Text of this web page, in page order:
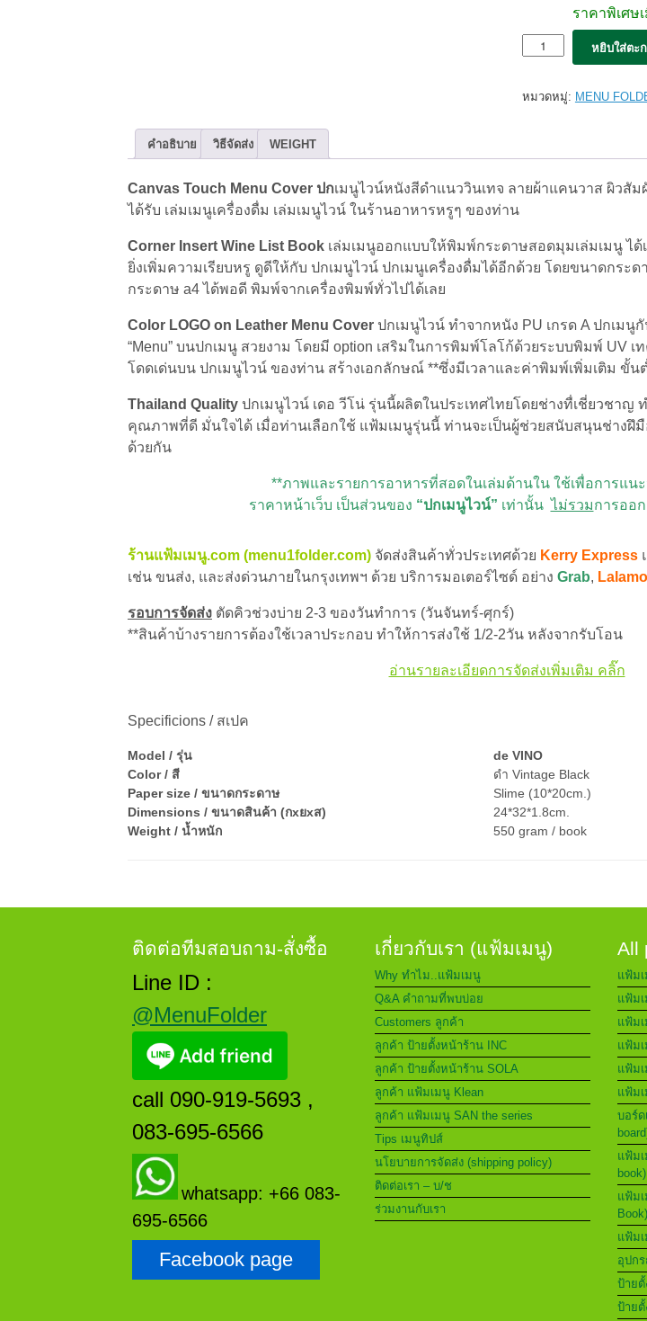
ราคาพิเศษ
จำนวน
5x
2pages
ดำ
mocha
Black
(set
ชิ้น
หยิบใส่ตะ
หมวดหมู่: MENU
คำอธิบาย วิธีจัดส่ง WEIGHT
Canvas Touch Menu Cover ปกเมนูไวน์หนังสีดำแนววินเทจ ลายผ้าแคนวาส ผิวสั
ได้รับ เล่มเมนูเครื่องดื่ม เล่มเมนูไวน์ ในร้านอาหารหรูๆ ของท่าน
Corner Insert Wine List Book เล่มเมนูออกแบบให้พิมพ์กระดาษสอดมุมเล่มเมนู ไ
ยิ่งเพิ่มความเรียบหรู ดูดีให้กับ ปกเมนูไวน์ ปกเมนูเครื่องดื่มได้อีกด้วย โดยขนาดกระ
กระดาษ a4 ได้พอดี พิมพ์จากเครื่องพิมพ์ทั่วไปได้เลย
Color LOGO on Leather Menu Cover ปกเมนูไวน์ ทำจากหนัง PU เกรด A ปกเมนู
“Menu” บนปกเมนู สวยงาม โดยมี option เสริมในการพิมพ์โลโก้ด้วยระบบพิมพ์ UV
โดดเด่นบน ปกเมนูไวน์ ของท่าน สร้างเอกลักษณ์ **ซึ่งมีเวลาและค่าพิมพ์เพิ่มเติม ขั้นต่
Thailand Quality ปกเมนูไวน์ เดอ วีโน่ รุ่นนี้ผลิตในประเทศไทยโดยช่างทื่เชี่ยวชาญ
คุณภาพที่ดี มั่นใจได้ เมื่อท่านเลือกใช้ แฟ้มเมนูรุ่นนี้ ท่านจะเป็นผู้ช่วยสนับสนุนช่างฝึมื
ด้วยกัน
**ภาพและรายการอาหารที่สอดในเล่มด้านใน ใช้เพื่อการแน
ราคาหน้าเว็บ เป็นส่วนของ “ปกเมนูไวน์” เท่านั้นไม่รวมการออ
ร้านแฟ้มเมนู.com (menu1folder.com) จัดส่งสินค้าทั่วประเทศด้วย Kerry Express
เช่น ขนส่ง, และส่งด่วนภายในกรุงเทพฯ ด้วย บริการมอเตอร์ไซด์ อย่าง Grab,
รอบการจัดส่ง ตัดคิวช่วงบ่าย 2-3 ของวันทำการ (วันจันทร์-ศุกร์)
**สินค้าบ้างรายการต้องใช้เวลาประกอบ ทำให้การส่งใช้ 1/2-2วัน หลังจากรับโอน
อ่านรายละเอียดการจัดส่งเพิ่มเติม คลิ๊ก
Specificions / สเปค
Model / รุ่น
de VINO
Color / สี
ดำ Vintage Black
Paper size / ขนาดกระดาษ
Slime (10*20cm.)
Dimensions / ขนาดสินค้า (กxยxส)
24*32*1.8cm.
Weight / น้ำหนัก
550 gram / book
ติดต่อทีมสอบถาม-สั่งซื้อ
Line ID :
@MenuFolder
call 090-919-5693 ,
083-695-6566
whatsapp: +66 083-
695-6566
Facebook page
เกี่ยวกับเรา (แฟ้มเมนู)
Why ทำไม..แฟ้มเมนู
Q&A คำถามที่พบบ่อย
Customers ลูกค้า
ลูกค้า ป้ายตั้งหน้าร้าน INC
ลูกค้า ป้ายตั้งหน้าร้าน SOLA
ลูกค้า แฟ้มเมนู Klean
ลูกค้า แฟ้มเมนู SAN the series
Tips เมนูทิปส์
นโยบายการจัดส่ง (shipping policy)
ติดต่อเรา – บ/ช
ร่วมงานกับเรา
All
แฟ้ม
แฟ้ม
แฟ้ม
แฟ้ม
แฟ้ม
แฟ้ม
บอร์ด
แฟ้ม
book)
แฟ้ม
Book)
แฟ้ม
อุปก
ป้ายตั้
ป้ายตั้